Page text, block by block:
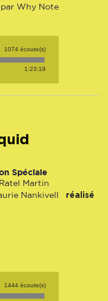
Why Note
1074 écoute(s)
1:23:19
Spéciale
Martin
Nankivell
réalisé
1444 écoute(s)